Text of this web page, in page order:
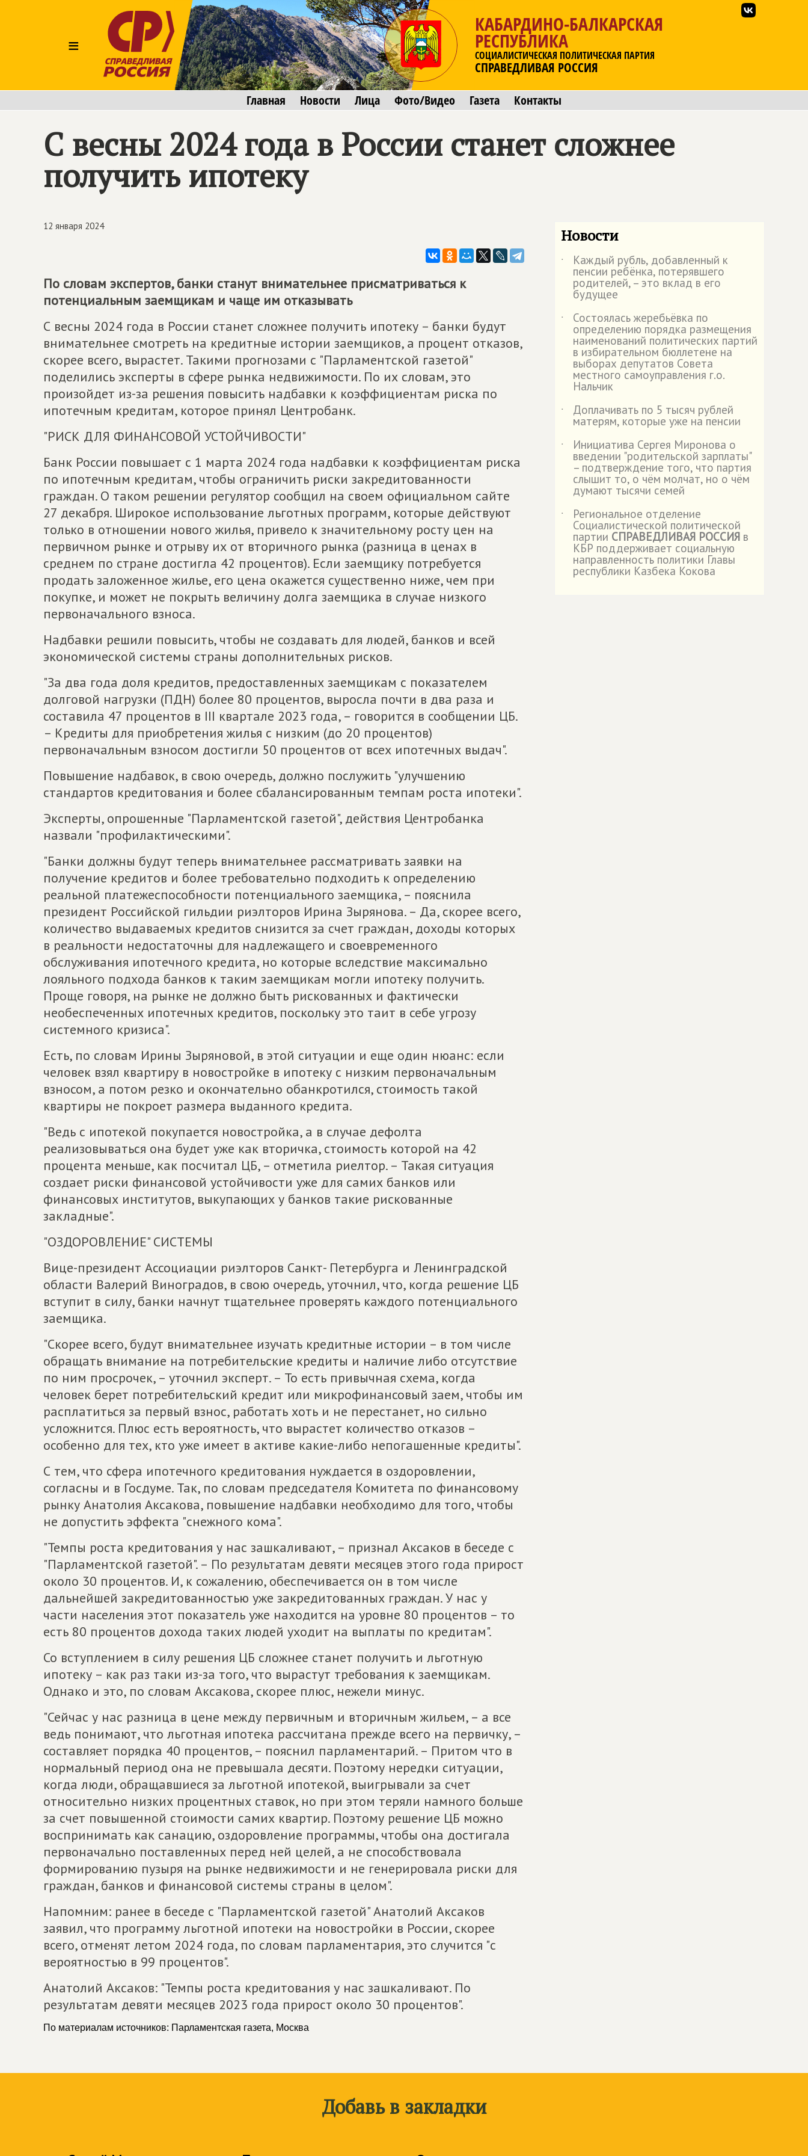
≡
КАБАРДИНО-БАЛКАРСКАЯ
РЕСПУБЛИКА
СОЦИАЛИСТИЧЕСКАЯ ПОЛИТИЧЕСКАЯ ПАРТИЯ
СПРАВЕДЛИВАЯ РОССИЯ
Главная Новости Лица Фото/Видео Газета Контакты
С весны 2024 года в России станет сложнее
получить ипотеку
12 января 2024
По словам экспертов, банки станут внимательнее присматриваться к
потенциальным заемщикам и чаще им отказывать
С весны 2024 года в России станет сложнее получить ипотеку – банки будут
внимательнее смотреть на кредитные истории заемщиков, а процент отказов,
скорее всего, вырастет. Такими прогнозами с "Парламентской газетой"
поделились эксперты в сфере рынка недвижимости. По их словам, это
произойдет из-за решения повысить надбавки к коэффициентам риска по
ипотечным кредитам, которое принял Центробанк.
"РИСК ДЛЯ ФИНАНСОВОЙ УСТОЙЧИВОСТИ"
Банк России повышает с 1 марта 2024 года надбавки к коэффициентам риска
по ипотечным кредитам, чтобы ограничить риски закредитованности
граждан. О таком решении регулятор сообщил на своем официальном сайте
27 декабря. Широкое использование льготных программ, которые действуют
только в отношении нового жилья, привело к значительному росту цен на
первичном рынке и отрыву их от вторичного рынка (разница в ценах в
среднем по стране достигла 42 процентов). Если заемщику потребуется
продать заложенное жилье, его цена окажется существенно ниже, чем при
покупке, и может не покрыть величину долга заемщика в случае низкого
первоначального взноса.
Надбавки решили повысить, чтобы не создавать для людей, банков и всей
экономической системы страны дополнительных рисков.
"За два года доля кредитов, предоставленных заемщикам с показателем
долговой нагрузки (ПДН) более 80 процентов, выросла почти в два раза и
составила 47 процентов в III квартале 2023 года, – говорится в сообщении ЦБ.
– Кредиты для приобретения жилья с низким (до 20 процентов)
первоначальным взносом достигли 50 процентов от всех ипотечных выдач".
Повышение надбавок, в свою очередь, должно послужить "улучшению
стандартов кредитования и более сбалансированным темпам роста ипотеки".
Эксперты, опрошенные "Парламентской газетой", действия Центробанка
назвали "профилактическими".
"Банки должны будут теперь внимательнее рассматривать заявки на
получение кредитов и более требовательно подходить к определению
реальной платежеспособности потенциального заемщика, – пояснила
президент Российской гильдии риэлторов Ирина Зырянова. – Да, скорее всего,
количество выдаваемых кредитов снизится за счет граждан, доходы которых
в реальности недостаточны для надлежащего и своевременного
обслуживания ипотечного кредита, но которые вследствие максимально
лояльного подхода банков к таким заемщикам могли ипотеку получить.
Проще говоря, на рынке не должно быть рискованных и фактически
необеспеченных ипотечных кредитов, поскольку это таит в себе угрозу
системного кризиса".
Есть, по словам Ирины Зыряновой, в этой ситуации и еще один нюанс: если
человек взял квартиру в новостройке в ипотеку с низким первоначальным
взносом, а потом резко и окончательно обанкротился, стоимость такой
квартиры не покроет размера выданного кредита.
"Ведь с ипотекой покупается новостройка, а в случае дефолта
реализовываться она будет уже как вторичка, стоимость которой на 42
процента меньше, как посчитал ЦБ, – отметила риелтор. – Такая ситуация
создает риски финансовой устойчивости уже для самих банков или
финансовых институтов, выкупающих у банков такие рискованные
закладные".
"ОЗДОРОВЛЕНИЕ" СИСТЕМЫ
Вице-президент Ассоциации риэлторов Санкт- Петербурга и Ленинградской
области Валерий Виноградов, в свою очередь, уточнил, что, когда решение ЦБ
вступит в силу, банки начнут тщательнее проверять каждого потенциального
заемщика.
"Скорее всего, будут внимательнее изучать кредитные истории – в том числе
обращать внимание на потребительские кредиты и наличие либо отсутствие
по ним просрочек, – уточнил эксперт. – То есть привычная схема, когда
человек берет потребительский кредит или микрофинансовый заем, чтобы им
расплатиться за первый взнос, работать хоть и не перестанет, но сильно
усложнится. Плюс есть вероятность, что вырастет количество отказов –
особенно для тех, кто уже имеет в активе какие-либо непогашенные кредиты".
С тем, что сфера ипотечного кредитования нуждается в оздоровлении,
согласны и в Госдуме. Так, по словам председателя Комитета по финансовому
рынку Анатолия Аксакова, повышение надбавки необходимо для того, чтобы
не допустить эффекта "снежного кома".
"Темпы роста кредитования у нас зашкаливают, – признал Аксаков в беседе с
"Парламентской газетой". – По результатам девяти месяцев этого года прирост
около 30 процентов. И, к сожалению, обеспечивается он в том числе
дальнейшей закредитованностью уже закредитованных граждан. У нас у
части населения этот показатель уже находится на уровне 80 процентов – то
есть 80 процентов дохода таких людей уходит на выплаты по кредитам".
Со вступлением в силу решения ЦБ сложнее станет получить и льготную
ипотеку – как раз таки из-за того, что вырастут требования к заемщикам.
Однако и это, по словам Аксакова, скорее плюс, нежели минус.
"Сейчас у нас разница в цене между первичным и вторичным жильем, – а все
ведь понимают, что льготная ипотека рассчитана прежде всего на первичку, –
составляет порядка 40 процентов, – пояснил парламентарий. – Притом что в
нормальный период она не превышала десяти. Поэтому нередки ситуации,
когда люди, обращавшиеся за льготной ипотекой, выигрывали за счет
относительно низких процентных ставок, но при этом теряли намного больше
за счет повышенной стоимости самих квартир. Поэтому решение ЦБ можно
воспринимать как санацию, оздоровление программы, чтобы она достигала
первоначально поставленных перед ней целей, а не способствовала
формированию пузыря на рынке недвижимости и не генерировала риски для
граждан, банков и финансовой системы страны в целом".
Напомним: ранее в беседе с "Парламентской газетой" Анатолий Аксаков
заявил, что программу льготной ипотеки на новостройки в России, скорее
всего, отменят летом 2024 года, по словам парламентария, это случится "с
вероятностью в 99 процентов".
Анатолий Аксаков: "Темпы роста кредитования у нас зашкаливают. По
результатам девяти месяцев 2023 года прирост около 30 процентов".
По материалам источников: Парламентская газета, Москва
Новости
˙ Каждый рубль, добавленный к
пенсии ребёнка, потерявшего
родителей, – это вклад в его
будущее
˙
Состоялась жеребьёвка по
определению порядка размещения
наименований политических партий
в избирательном бюллетене на
выборах депутатов Совета
местного самоуправления г.о.
Нальчик
˙
Доплачивать по 5 тысяч рублей
матерям, которые уже на пенсии
˙
Инициатива Сергея Миронова о
введении "родительской зарплаты"
– подтверждение того, что партия
слышит то, о чём молчат, но о чём
думают тысячи семей
˙
Региональное отделение
Социалистической политической
партии СПРАВЕДЛИВАЯ РОССИЯ в
КБР поддерживает социальную
направленность политики Главы
республики Казбека Кокова
Добавь в закладки